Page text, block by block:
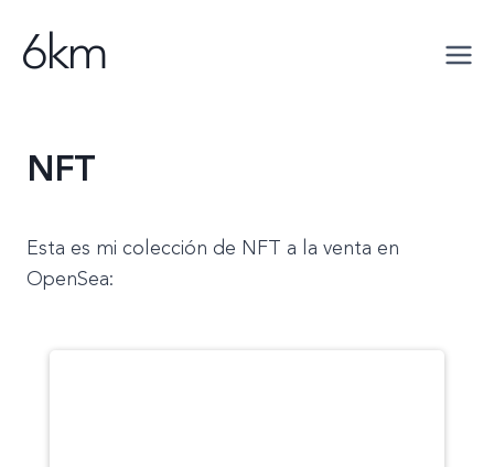
contenido
6km
NFT
Esta es mi colección de NFT a la venta en
OpenSea: